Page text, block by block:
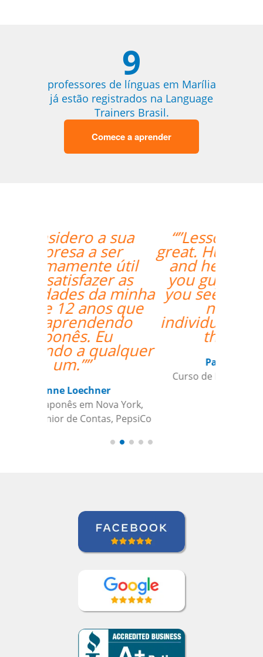
9
professores de línguas em Marília
já estão registrados na Language
Trainers Brasil.
Comece a aprender
“”Lessons are going
great. Hugo is very nice
and helpful. I found
you guys online and
you seemed to fit my
needs for
individualized training
the best.””
Paul Rombach
Curso de Português em Recife